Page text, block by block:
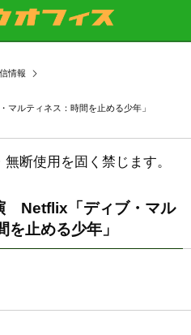
情報
ルティネス：時間を止める少年」
断使用を固く禁じます。
Netflix「ディブ・マル
を止める少年」